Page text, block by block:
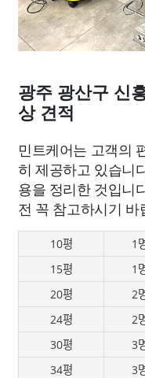
광주 광산구 신
상 견적
민트케어는 고객의
히 제공하고 있습니
용을 정리한 것입니
전 꼭 참고하시기 바
10평 1
15평
1
20평
2
24평
2
30평
3
34평
3